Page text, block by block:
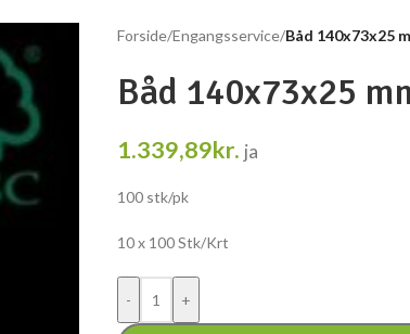
Forside/Engangsservice/Båd 140x73x25
Båd 140x73x25
1.339,89kr. ja
100 stk/pk
10 x 100 Stk/Krt